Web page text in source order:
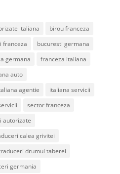
italiana
birou franceza
franceza
bucuresti germana
germana
franceza italiana
auto
agentie
italiana servicii
sector franceza
autorizate
calea grivitei
drumul taberei
germania